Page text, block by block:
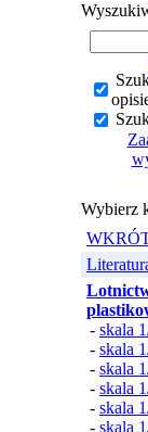
Wybierz
- skala
- skala
- skala
- skala
- skala
- skala